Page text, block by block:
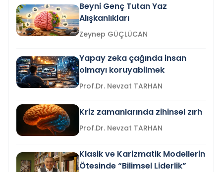
Beyni Genç Tutan Yaz
Alışkanlıkları
Zeynep GÜÇLÜCAN
Yapay zeka çağında insan
olmayı koruyabilmek
Prof.Dr. Nevzat TARHAN
Kriz zamanlarında zihinsel zırh
Prof.Dr. Nevzat TARHAN
Klasik ve Karizmatik Modellerin
Ötesinde “Bilimsel Liderlik”